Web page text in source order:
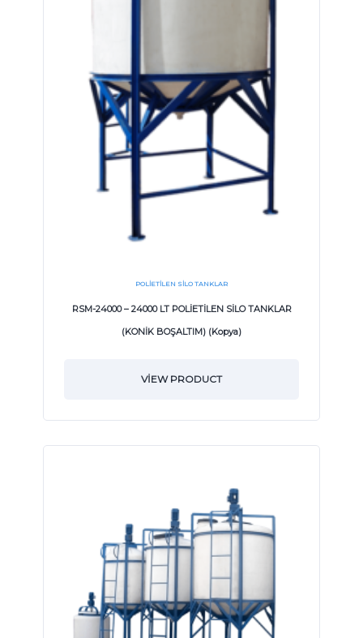
POLIETILEN SILO TANKLAR
RSM-24000 – 24000 LT POLİETİLEN SİLO TANKLAR
(KONİK BOŞALTIM) (Kopya)
VIEW PRODUCT